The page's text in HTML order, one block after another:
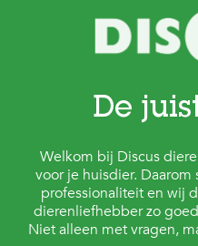
De
Welkom bij Discus
voor je huisdier. Daarom
professionaliteit en wij
dierenliefhebber zo
Niet alleen met vragen,